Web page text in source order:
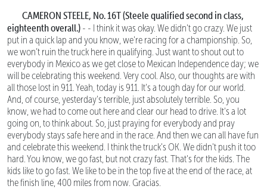
CAMERON STEELE, No. 16T (Steele qualified second in class,
eighteenth overall.) - - I think it was okay. We didn't go crazy. We just
put in a quick lap and you know, we're racing for a championship. So,
we won’t ruin the truck here in qualifying. Just want to shout out to
everybody in Mexico as we get close to Mexican Independence day; we
will be celebrating this weekend. Very cool. Also, our thoughts are with
all those lost in 911. Yeah, today is 911. It's a tough day for our world.
And, of course, yesterday's terrible, just absolutely terrible. So, you
know, we had to come out here and clear our head to drive. It's a lot
going on, to think about. So, just praying for everybody and pray
everybody stays safe here and in the race. And then we can all have fun
and celebrate this weekend. I think the truck's OK. We didn't push it too
hard. You know, we go fast, but not crazy fast. That's for the kids. The
kids like to go fast. We like to be in the top five at the end of the race, at
the finish line, 400 miles from now. Gracias.